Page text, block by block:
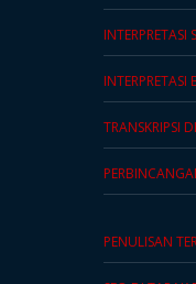
INTERPRETASI
INTERPRETASI
TRANSKRIPSI
PENULISAN